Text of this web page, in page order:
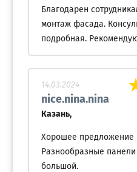
Благодарен
монтаж фасада.
подробная.
14.03.2024
nice.nina.nina
Казань,
Хорошее предложение
Разнообразные
большой.